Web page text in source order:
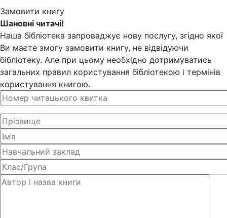
Замовити книгу
Шановні читачі!
Наша бібліотека запроваджує нову послугу, згідно якої
Ви маєте змогу замовити книгу, не відвідуючи
бібліотеку. Але при цьому необхідно дотримуватись
загальних правил користування бібліотекою і термінів
користування книгою.